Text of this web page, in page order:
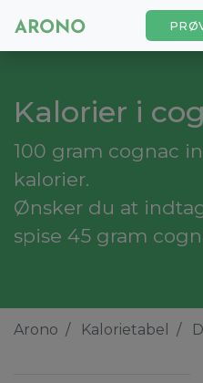
Kalorier i
100 gram cognac
kalorier.
Ønsker du at
spise 45 gram
Arono Kalorietabel